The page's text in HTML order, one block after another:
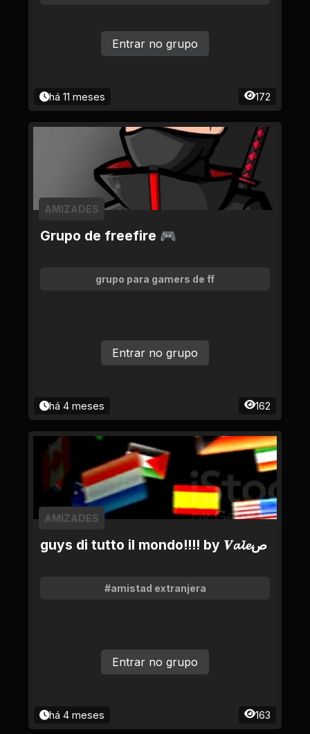
há 11 meses 172
Entrar no grupo
Grupo de freefire 🎮
AMIZADES
grupo para gamers de ff
há 4 meses 162
Entrar no grupo
guys di tutto il mondo!!!! by 𝑽𝓪𝓵𝓮ص
AMIZADES
#amistad extranjera
há 4 meses 163
Entrar no grupo